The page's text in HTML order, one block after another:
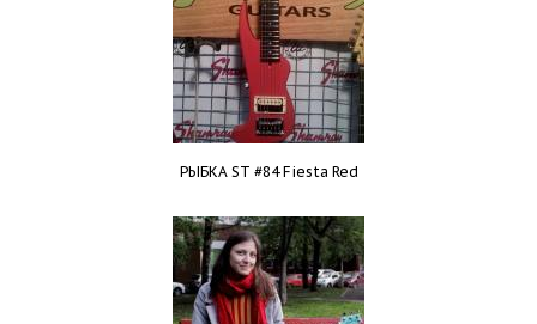
РЫБКА ST #84 Fiesta Red